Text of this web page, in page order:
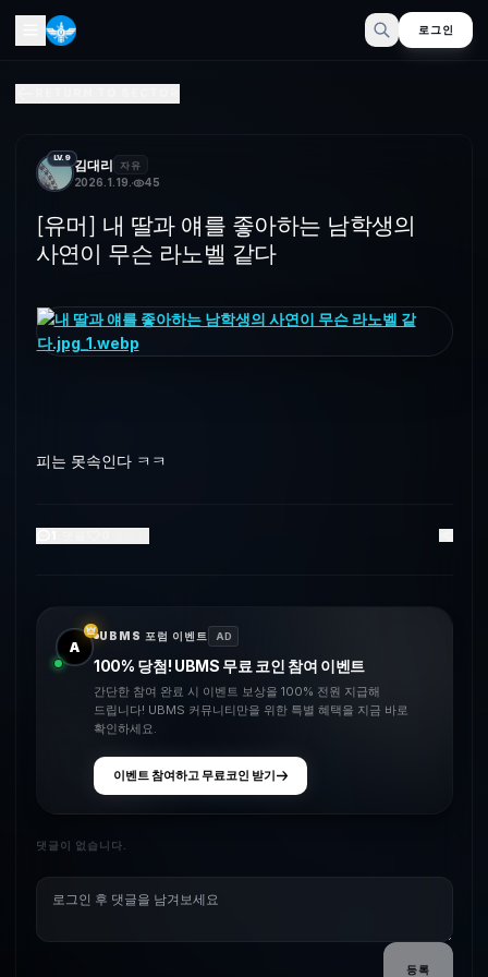
로그인
LV.9 김대리 자유
2026. 1. 19. 45
[유머] 내 딸과 얘를 좋아하는 남학생의
사연이 무슨 라노벨 같다
피는 못속인다 ㅋㅋ
A
UBMS 포럼 이벤트 AD
100% 당첨! UBMS 무료 코인 참여 이벤트
간단한 참여 완료 시 이벤트 보상을 100% 전원 지급해
드립니다! UBMS 커뮤니티만을 위한 특별 혜택을 지금 바로
확인하세요.
이벤트 참여하고 무료코인 받기
댓글이 없습니다.
등록